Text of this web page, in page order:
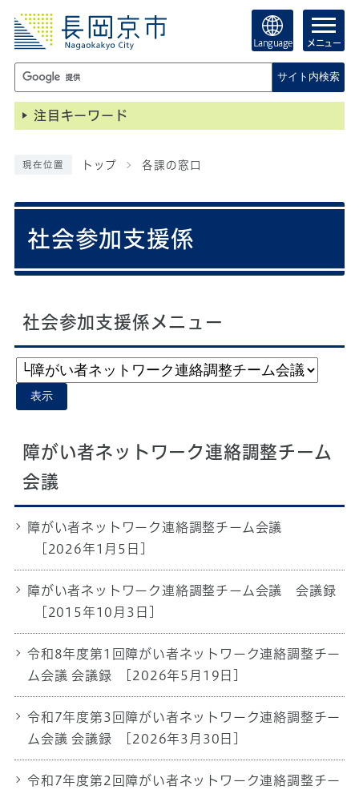
Language メニュー
サイト内検索
注目キーワード
現在位置 トップ 各課の窓口
社会参加支援係
社会参加支援係メニュー
表示
障がい者ネットワーク連絡調整チーム
会議
障がい者ネットワーク連絡調整チーム会議
[2026年1月5日]
障がい者ネットワーク連絡調整チーム会議 会議録
[2015年10月3日]
令和8年度第1回障がい者ネットワーク連絡調整チー
ム会議 会議録
[2026年5月19日]
令和7年度第3回障がい者ネットワーク連絡調整チー
ム会議 会議録
[2026年3月30日]
令和7年度第2回障がい者ネットワーク連絡調整チー